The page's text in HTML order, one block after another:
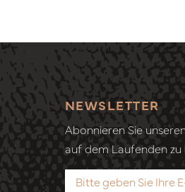
NEWSLETTER
Abonnieren Sie
auf dem Laufenden zu